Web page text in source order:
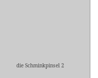
die Schminkpinsel 2